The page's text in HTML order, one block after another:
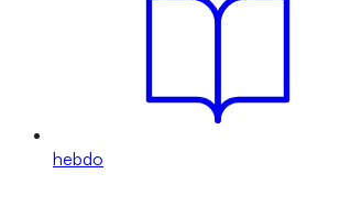
hebdo